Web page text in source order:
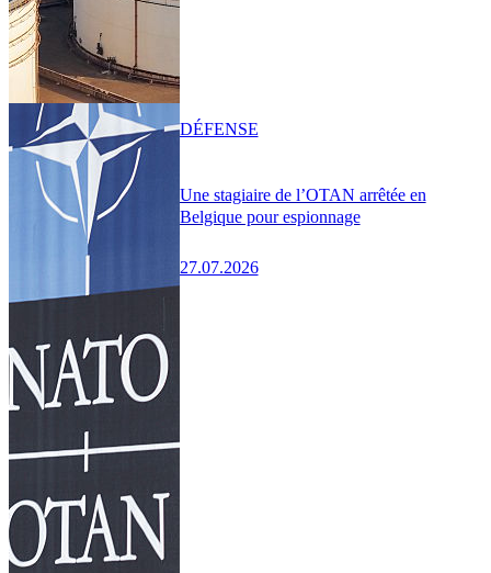
Une stagiaire de l’OTAN arrêtée en
Belgique pour espionnage
27.07.2026
DÉFENSE